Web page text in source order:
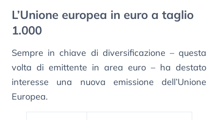
L’Unione europea in euro a taglio
1.000
Sempre in chiave di diversificazione – questa
volta di emittente in area euro – ha destato
interesse una nuova emissione dell’Unione
Europea.